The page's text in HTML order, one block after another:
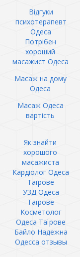
Відгуки
психотерапевт
Одеса
Потрібен
хороший
масажист Одеса
Масаж на дому
Одеса
Масаж Одеса
вартість
Як знайти
хорошого
масажиста
Кардіолог Одеса
Таїрове
УЗД Одеса
Таїрове
Косметолог
Одеса Таїрове
Байло Надежна
Одесса отзывы